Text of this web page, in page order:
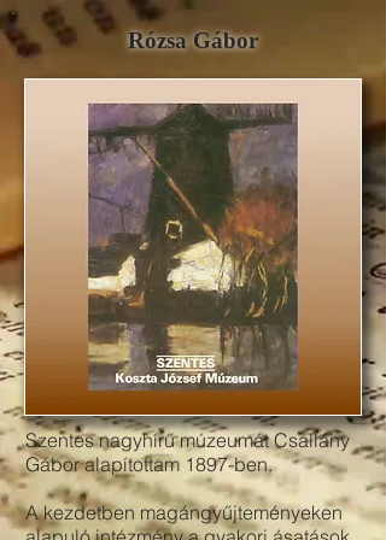
Rózsa Gábor
Szentes nagyhírű múzeumát Csallány
Gábor alapítottam 1897-ben.
A kezdetben magángyűjteményeken